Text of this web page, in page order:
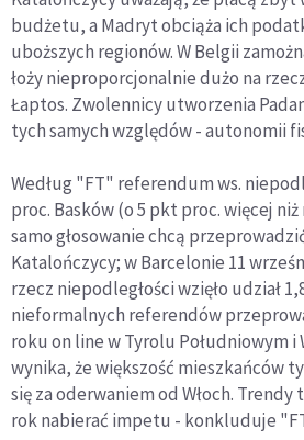
budżetu, a Madryt obciąża ich
uboższych regionów. W Belgii
łoży nieproporcjonalnie dużo na
Łaptos. Zwolennicy utworzenia
tych samych względów - autonomii
Według "FT" referendum ws.
proc. Basków (o 5 pkt proc. więcej
samo głosowanie chcą
Katalończycy; w Barcelonie 11
rzecz niepodległości wzięło udział
nieformalnych referendów
roku on line w Tyrolu Południowym i
wynika, że większość mieszkańców
się za oderwaniem od Włoch. Trendy
rok nabierać impetu - konkluduje